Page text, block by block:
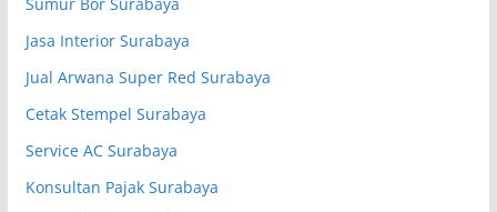
Sumur Bor Surabaya
Jasa Interior Surabaya
Jual Arwana Super Red Surabaya
Cetak Stempel Surabaya
Service AC Surabaya
Konsultan Pajak Surabaya